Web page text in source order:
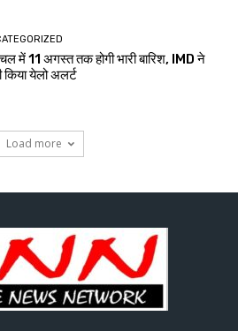
में 11 अगस्त तक होगी भारी बारिश, IMD ने
किया येलो अलर्ट
Load more